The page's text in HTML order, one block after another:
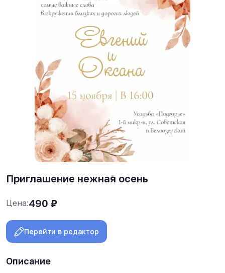
Приглашение нежная осень
Цена:490 ₽
Перейти в редактор
Описание